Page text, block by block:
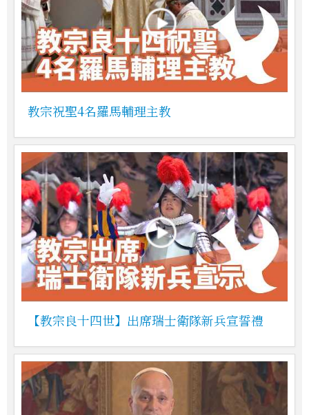
教宗祝聖4名羅馬輔理主教
【教宗良十四世】出席瑞士衛隊新兵宣誓禮